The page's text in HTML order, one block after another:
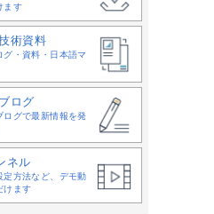
ます
術資料
グ・資料・日本語マ
ログ
ログで最新情報を発
ネル
定方法など、デモ動
けます